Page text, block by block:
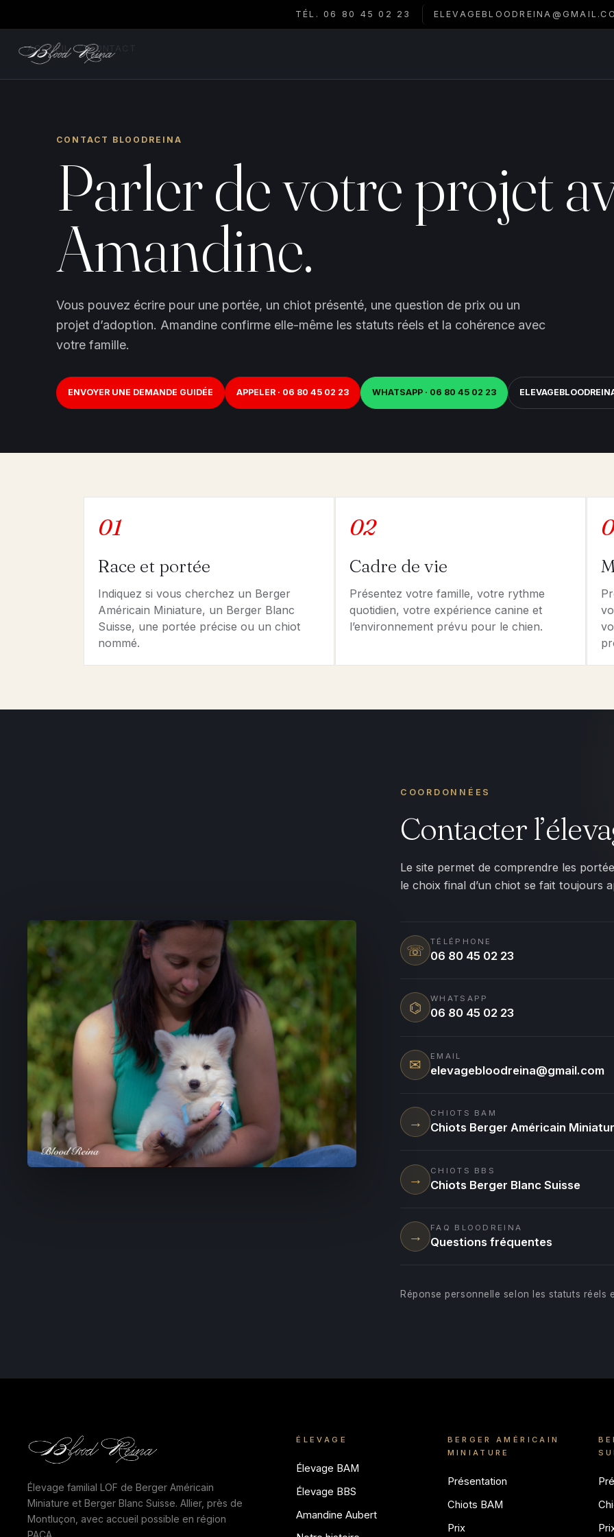
TÉL. 06 80 45 02 23
ACCUEIL › CONTACT
CONTACT BLOODREINA
Parler de votre projet
Amandine.
Vous pouvez écrire pour une portée, un chiot présenté, une question de prix ou un
projet d’adoption. Amandine confirme elle-même les statuts réels et la cohérence avec
votre famille.
ENVOYER UNE DEMANDE GUIDÉE APPELER · 06 80 45 02 23 WHATSAPP · 06 80 45 02 23
01
Race et portée
Indiquez si vous cherchez un Berger
Américain Miniature, un Berger Blanc
Suisse, une portée précise ou un chiot
nommé.
02
Cadre de vie
Présentez votre famille, votre rythme
quotidien, votre expérience canine et
l’environnement prévu pour le chien.
COORDONNÉES
Contacter
Le site permet de comprendre les
le choix final d’un chiot se fait toujours
☏
TÉLÉPHONE
06 80 45 02 23
⌬
WHATSAPP
06 80 45 02 23
✉
EMAIL
elevagebloodreina@gmail.com
→
CHIOTS BAM
Chiots Berger Américain
→
CHIOTS BBS
Chiots Berger Blanc Suisse
→
FAQ BLOODREINA
Questions fréquentes
Réponse personnelle selon les statuts réels
Élevage familial LOF de Berger Américain
Miniature et Berger Blanc Suisse. Allier, près de
Montluçon, avec accueil possible en région
ÉLEVAGE
Élevage BAM
Élevage BBS
Amandine Aubert
BERGER AMÉRICAIN
MINIATURE
Présentation
Chiots BAM
Prix